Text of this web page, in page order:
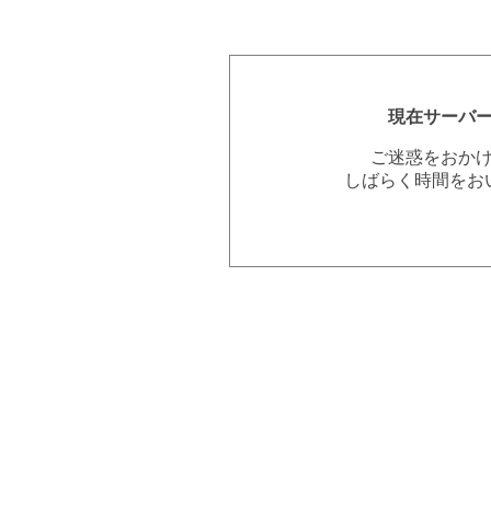
現在サーバ
ご迷惑をおか
しばらく時間を